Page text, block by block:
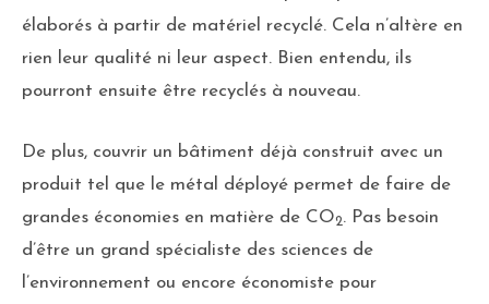
élaborés à partir de matériel recyclé. Cela n’altère en
rien leur qualité ni leur aspect. Bien entendu, ils
pourront ensuite être recyclés à nouveau.
De plus, couvrir un bâtiment déjà construit avec un
produit tel que le métal déployé permet de faire de
grandes économies en matière de CO2. Pas besoin
d’être un grand spécialiste des sciences de
l’environnement ou encore économiste pour